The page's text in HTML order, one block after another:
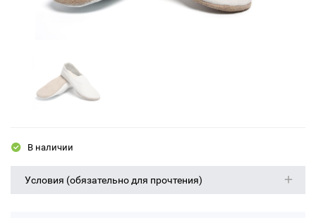
В наличии
Условия (обязательно для прочтения)